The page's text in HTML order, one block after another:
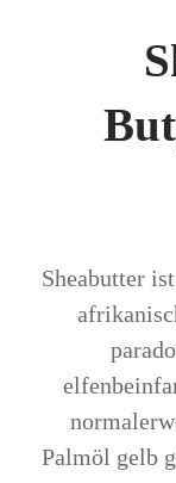
Sheabutter
Palmöl gelb